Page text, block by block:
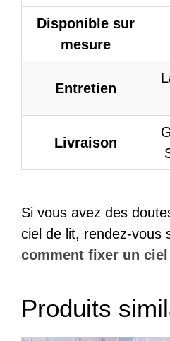
Disponible sur
mesure
Entretien
Livraison
Si vous avez des
ciel de lit, rendez-vous
comment fixer un
Produits